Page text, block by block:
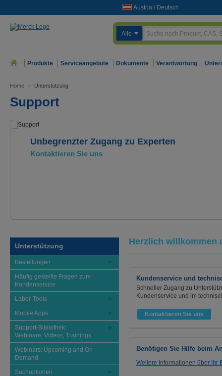
Austria / Deutsch
Alle
Produkte Serviceangebote Dokumente Verantwortung
Home > Unterstützung
Support
Unbegrenzter Zugang zu Experten
Kontaktieren Sie uns
Unterstützung
Bestellungen
Häufig gestellte Fragen zum
Kundenservice
Labor-Tools
Mobile Apps
Support-Bibliothek:
Webinare, Videos, Trainings
Webinars: Upcoming and On
Demand
Suchoptionen
Herzlich willkommen
Kundenservice und
Schneller Zugang zu
Kundenservice und im
Kontaktieren Sie uns
Benötigen Sie Hilfe beim
Weitere Informationen über Ihr